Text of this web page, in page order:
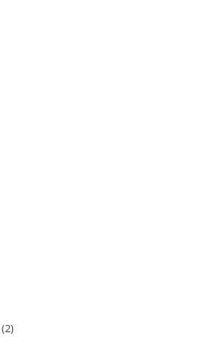
(2)